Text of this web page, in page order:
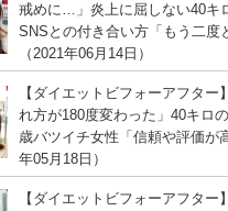
戒めに…」炎上に屈しない40キ
SNSとの付き合い方「もう二度
（2021年06月14日）
【ダイエットビフォーアフター
れ方が180度変わった」40キロ
歳バツイチ女性「信頼や評価が
年05月18日）
【ダイエットビフォーアフター